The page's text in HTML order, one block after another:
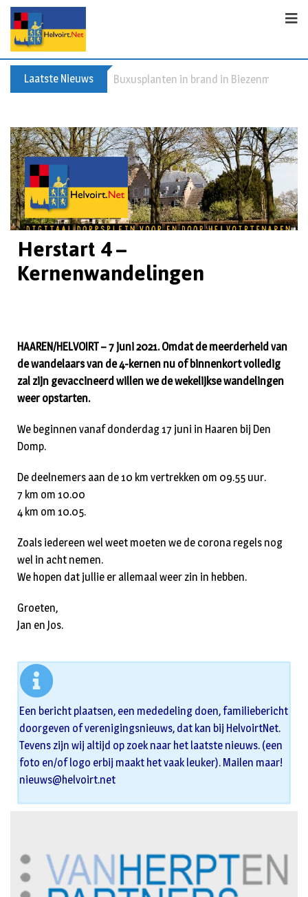
Laatste Nieuws Spreidingswet asielzoekers: hoe zit dat?
Herstart 4 –
Kernenwandelingen
HAAREN/HELVOIRT – 7 juni 2021. Omdat de meerderheid van
de wandelaars van de 4-kernen nu of binnenkort volledig
zal zijn gevaccineerd willen we de wekelijkse wandelingen
weer opstarten.
We beginnen vanaf donderdag 17 juni in Haaren bij Den
Domp.
De deelnemers aan de 10 km vertrekken om 09.55 uur.
7 km om 10.00
4 km om 10.05.
Zoals iedereen wel weet moeten we de corona regels nog
wel in acht nemen.
We hopen dat jullie er allemaal weer zin in hebben.
Groeten,
Jan en Jos.
Een bericht plaatsen, een mededeling doen, familiebericht
doorgeven of verenigingsnieuws, dat kan bij HelvoirtNet.
Tevens zijn wij altijd op zoek naar het laatste nieuws. (een
foto en/of logo erbij maakt het vaak leuker). Mailen maar!
nieuws@helvoirt.net